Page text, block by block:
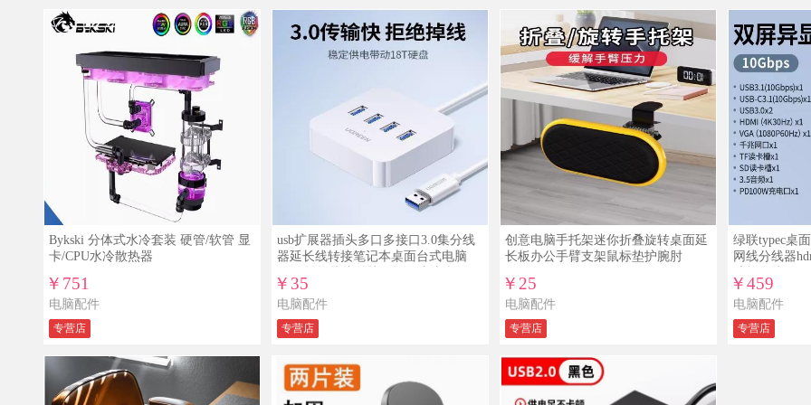
Bykski 分体式水冷套装 硬管/软管 显
卡/CPU水冷散热器
￥751
电脑配件
专营店
usb扩展器插头多口多接口3.0集分线
器延长线转接笔记本桌面台式电脑
坞
￥35
电脑配件
专营店
创意电脑手托架迷你折叠旋转桌面延
长板办公手臂支架鼠标垫护腕肘
￥25
电脑配件
专营店
绿联typec桌
网线分线器
脑
￥459
电脑配件
专营店